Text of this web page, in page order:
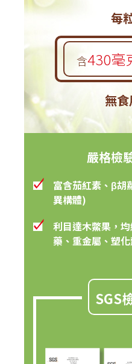
每
含430毫
無
嚴格檢
富含茄紅素、β胡
異構體)
利目達木鱉果，
藥、重金屬、塑
SGS